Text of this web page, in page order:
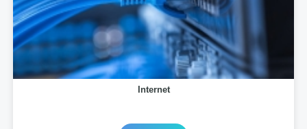
Internet